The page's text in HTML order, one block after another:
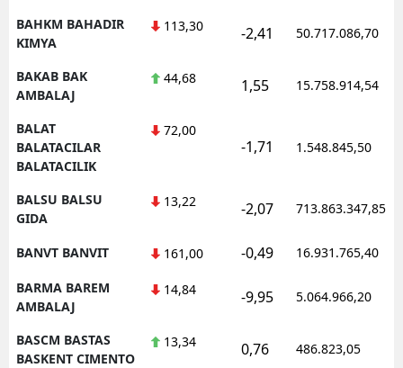
BAHKM BAHADIR
KIMYA
113,30 -2,41 50.717.086,70
BAKAB BAK
AMBALAJ
44,68 1,55 15.758.914,54
BALAT
BALATACILAR
BALATACILIK
72,00
-1,71 1.548.845,50
BALSU BALSU
GIDA
13,22 -2,07 713.863.347,85
BANVT BANVIT 161,00 -0,49 16.931.765,40
BARMA BAREM
AMBALAJ
14,84 -9,95 5.064.966,20
BASCM BASTAS
BASKENT CIMENTO
13,34 0,76 486.823,05